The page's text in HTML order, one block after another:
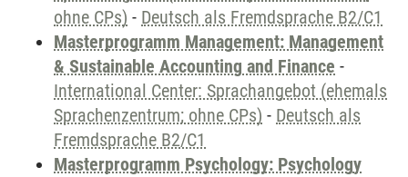
ohne CPs) - Deutsch als Fremdsprache B2/C1
Masterprogramm Management: Management
& Sustainable Accounting and Finance -
International Center: Sprachangebot (ehemals
Sprachenzentrum; ohne CPs) - Deutsch als
Fremdsprache B2/C1
Masterprogramm Psychology: Psychology